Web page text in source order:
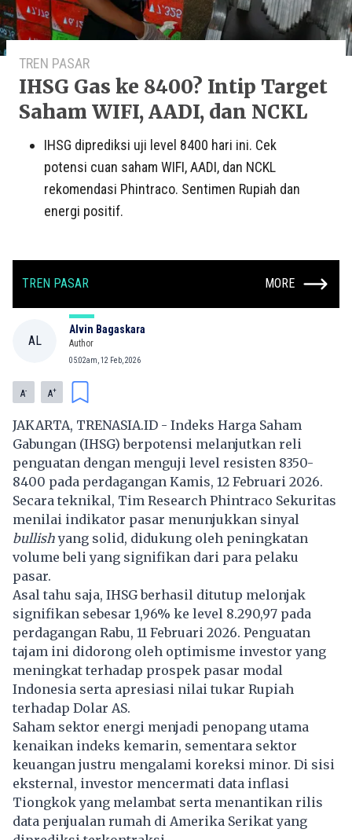
TREN PASAR
IHSG Gas ke 8400? Intip Target
Saham WIFI, AADI, dan NCKL
IHSG diprediksi uji level 8400 hari ini. Cek
potensi cuan saham WIFI, AADI, dan NCKL
rekomendasi Phintraco. Sentimen Rupiah dan
energi positif.
TREN PASAR MORE
AL
Alvin Bagaskara
Author
05:02am, 12 Feb, 2026
A- A+
JAKARTA, TRENASIA.ID - Indeks Harga Saham
Gabungan (IHSG) berpotensi melanjutkan reli
penguatan dengan menguji level resisten 8350-
8400 pada perdagangan Kamis, 12 Februari 2026.
Secara teknikal, Tim Research Phintraco Sekuritas
menilai indikator pasar menunjukkan sinyal
bullishyang solid, didukung oleh peningkatan
volume beli yang signifikan dari para pelaku
pasar.
Asal tahu saja, IHSG berhasil ditutup melonjak
signifikan sebesar 1,96% ke level 8.290,97 pada
perdagangan Rabu, 11 Februari 2026. Penguatan
tajam ini didorong oleh optimisme investor yang
meningkat terhadap prospek pasar modal
Indonesia serta apresiasi nilai tukar Rupiah
terhadap Dolar AS.
Saham sektor energi menjadi penopang utama
kenaikan indeks kemarin, sementara sektor
keuangan justru mengalami koreksi minor. Di sisi
eksternal, investor mencermati data inflasi
Tiongkok yang melambat serta menantikan rilis
data penjualan rumah di Amerika Serikat yang